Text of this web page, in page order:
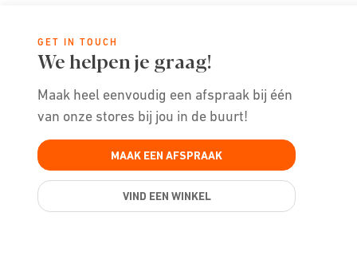
GET IN TOUCH
We helpen je graag!
Maak heel eenvoudig een afspraak bij één
van onze stores bij jou in de buurt!
MAAK EEN AFSPRAAK
VIND EEN WINKEL